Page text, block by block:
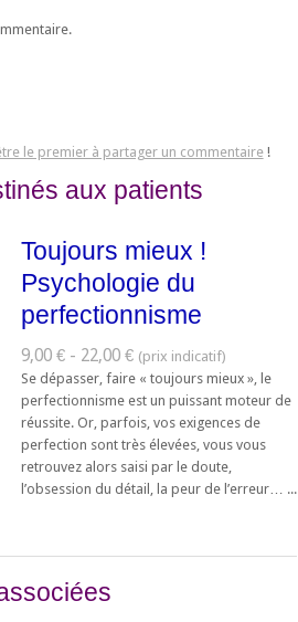
le premier à partager un commentaire!
aux patients
Toujours mieux !
Psychologie du
perfectionnisme
9,00 € - 22,00 €
Se dépasser, faire « toujours mieux », le
perfectionnisme est un puissant moteur de
réussite. Or, parfois, vos exigences de
perfection sont très élevées, vous vous
retrouvez alors saisi par le doute,
l’obsession du détail, la peur de l’erreur… ...